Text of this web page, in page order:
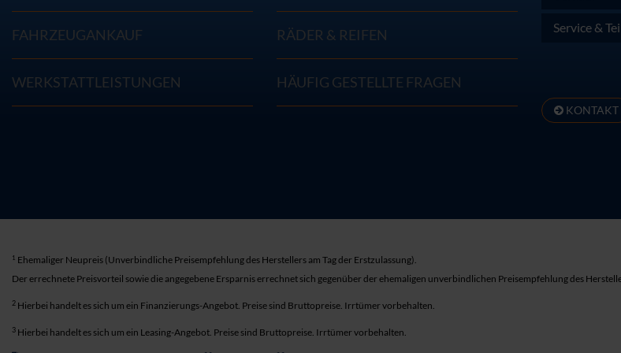
FAHRZEUGANKAUF
WERKSTATTLEISTUNGEN
RÄDER & REIFEN
HÄUFIG GESTELLTE FRAGEN
Service &
KONTAKT
1 Ehemaliger Neupreis (Unverbindliche Preisempfehlung des Herstellers am Tag der Erstzulassung).
Der errechnete Preisvorteil sowie die angegebene Ersparnis errechnet sich gegenüber der ehemaligen unverbindlichen Preisempfehlung des
2 Hierbei handelt es sich um ein Finanzierungs-Angebot. Preise sind Bruttopreise. Irrtümer vorbehalten.
3 Hierbei handelt es sich um ein Leasing-Angebot. Preise sind Bruttopreise. Irrtümer vorbehalten.